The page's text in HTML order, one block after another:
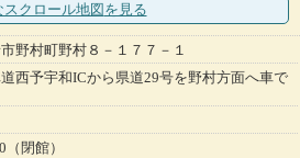
スクロール地図 を見る
野村町野村８－１７７－１
西予宇和ICから県道29号を野村方面へ車で
閉館）